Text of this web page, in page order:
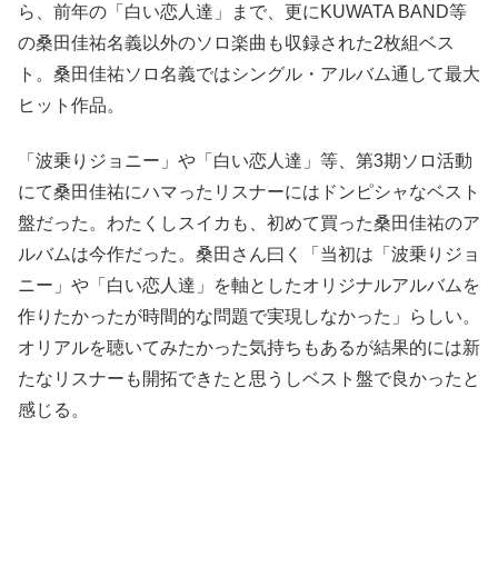
ら、前年の「白い恋人達」まで、更にKUWATA BAND等
の桑田佳祐名義以外のソロ楽曲も収録された2枚組ベス
ト。桑田佳祐ソロ名義ではシングル・アルバム通して最大
ヒット作品。
「波乗りジョニー」や「白い恋人達」等、第3期ソロ活動
にて桑田佳祐にハマったリスナーにはドンピシャなベスト
盤だった。わたくしスイカも、初めて買った桑田佳祐のア
ルバムは今作だった。桑田さん曰く「当初は「波乗りジョ
ニー」や「白い恋人達」を軸としたオリジナルアルバムを
作りたかったが時間的な問題で実現しなかった」らしい。
オリアルを聴いてみたかった気持ちもあるが結果的には新
たなリスナーも開拓できたと思うしベスト盤で良かったと
感じる。